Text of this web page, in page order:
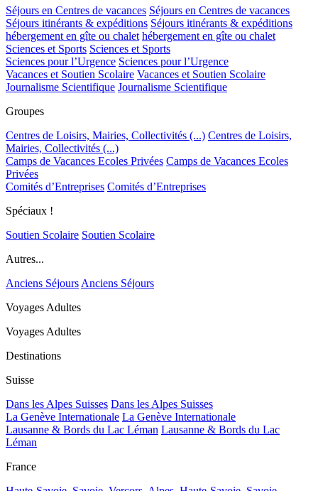
Séjours en Centres de vacances Séjours en Centres de vacances
Séjours itinérants & expéditions Séjours itinérants & expéditions
hébergement en gîte ou chalet hébergement en gîte ou chalet
Sciences et Sports Sciences et Sports
Sciences pour l’Urgence Sciences pour l’Urgence
Vacances et Soutien Scolaire Vacances et Soutien Scolaire
Journalisme Scientifique Journalisme Scientifique
Groupes
Centres de Loisirs, Mairies, Collectivités (...) Centres de Loisirs,
Mairies, Collectivités (...)
Camps de Vacances Ecoles Privées Camps de Vacances Ecoles
Privées
Comités d’Entreprises Comités d’Entreprises
Spéciaux !
Soutien Scolaire Soutien Scolaire
Autres...
Anciens Séjours Anciens Séjours
Voyages Adultes
Voyages Adultes
Destinations
Suisse
Dans les Alpes Suisses Dans les Alpes Suisses
La Genève Internationale La Genève Internationale
Lausanne & Bords du Lac Léman Lausanne & Bords du Lac
Léman
France